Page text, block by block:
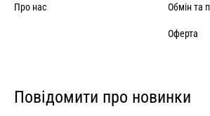
Про нас Обмін та
Оферта
Повідомити про новинки